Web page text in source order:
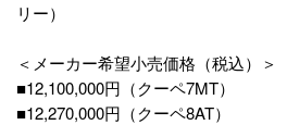
リー）
＜メーカー希望小売価格（税込）＞
■12,100,000円（クーペ7MT）
■12,270,000円（クーペ8AT）